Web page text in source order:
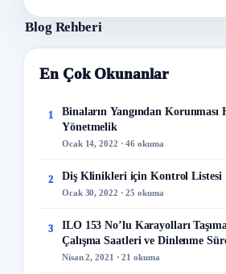
Blog Rehberi
En Çok Okunanlar
1
Binaların Yangından Korunması
Yönetmelik
Ocak 14, 2022 · 46 okuma
2 Diş Klinikleri için Kontrol Listesi
Ocak 30, 2022 · 25 okuma
3
ILO 153 No’lu Karayolları
Çalışma Saatleri ve Dinlenme
Sözleşme
Nisan 2, 2021 · 21 okuma